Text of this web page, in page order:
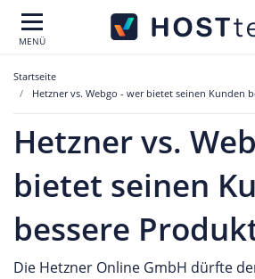
MENÜ
Startseite
Hetzner vs. Webgo - wer bietet seinen Kunden
Hetzner vs.
bietet seinen
bessere
Die Hetzner Online GmbH dürfte